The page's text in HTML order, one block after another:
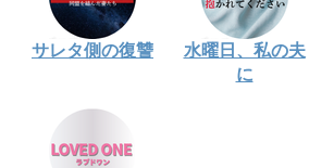
サレタ側の復讐
水曜日、私の夫
に